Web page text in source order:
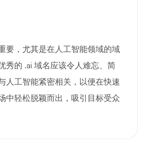
要，尤其是在人工智能领域的域
秀的 .ai 域名应该令人难忘、简
人工智能紧密相关，以便在快速
中轻松脱颖而出，吸引目标受众